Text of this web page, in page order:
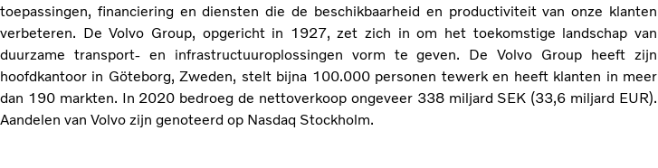
toepassingen, financiering en diensten die de beschikbaarheid en productiviteit van onze klanten
verbeteren. De Volvo Group, opgericht in 1927, zet zich in om het toekomstige landschap van
duurzame transport- en infrastructuuroplossingen vorm te geven. De Volvo Group heeft zijn
hoofdkantoor in Göteborg, Zweden, stelt bijna 100.000 personen tewerk en heeft klanten in meer
dan 190 markten. In 2020 bedroeg de nettoverkoop ongeveer 338 miljard SEK (33,6 miljard EUR).
Aandelen van Volvo zijn genoteerd op Nasdaq Stockholm.